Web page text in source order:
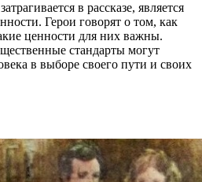
в рассказе, является
Герои говорят о том, как
ценности для них важны.
стандарты могут
в выборе своего пути и своих